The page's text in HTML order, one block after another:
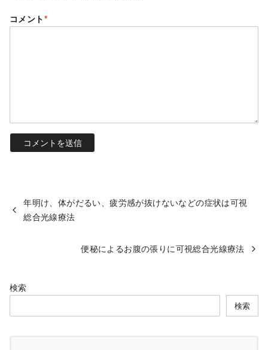
コメント*
年明け、体がだるい、疲労感が抜けないなどの症状は可視
総合光線療法
便秘によるお腹の張りに可視総合光線療法
検索
検索